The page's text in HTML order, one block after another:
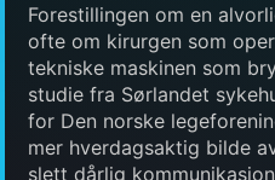
Forestillingen om en
ofte om kirurgen som
tekniske maskinen som
studie fra Sørlandet
for Den norske
mer hverdagsaktig bilde
slett dårlig